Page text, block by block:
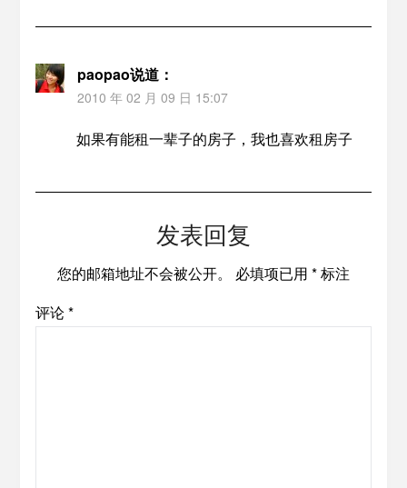
paopao说道：
2010 年 02 月 09 日 15:07
如果有能租一辈子的房子，我也喜欢租房子
发表回复
您的邮箱地址不会被公开。 必填项已用 *标注
评论*